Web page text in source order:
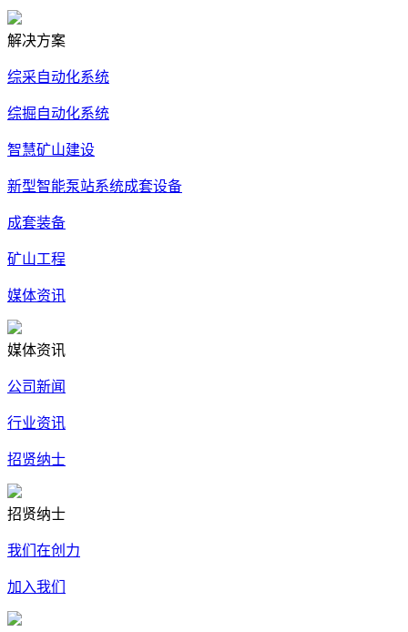
解决方案
综采自动化系统
综掘自动化系统
智慧矿山建设
新型智能泵站系统成套设备
成套装备
矿山工程
媒体资讯
媒体资讯
公司新闻
行业资讯
招贤纳士
招贤纳士
我们在创力
加入我们